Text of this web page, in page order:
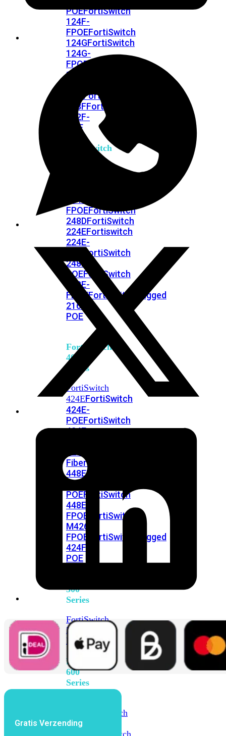
POEFortiSwitch
124F-
FPOEFortiSwitch
124GFortiSwitch
124G-
FPOE
148F
FortiSwitchRugged
108FFortiSwitchRugged
112F-
POE
FortiSwitch
224D-
FPOEFortiSwitch
248DFortiSwitch
224EFortiswitch
224E-
FortiSwitch
248E-
POEFortiSwitch
248E-
FPOEFortiSwitchRugged
216F-
POE
FortiSwitch
400
Series
FortiSwitch
424EFortiSwitch
424E-
POEFortiSwitch
424E-
FiberFortiSwitch
448EFortiSwitch
POEFortiSwitch
448E-
FPOE
FortiSwitch
M426E-
FPOE
FortiSwitchRugged
424F-
POE
500
Series
FortiSwitch
548D-
FPOE
FortiSwitch
600
Series
FortiSwitch
624F-
FortiSwitch
Gratis Verzending